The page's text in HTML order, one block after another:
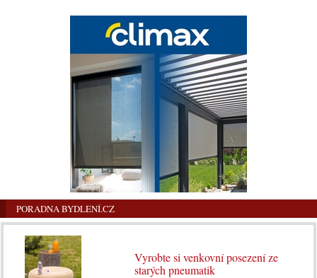
PORADNA BYDLENÍ.CZ
Vyrobte si venkovní posezení ze
starých pneumatik